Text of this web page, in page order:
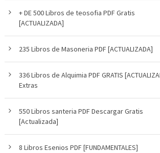
+ DE 500 Libros de teosofia PDF Gratis
[ACTUALIZADA]
235 Libros de Masoneria PDF [ACTUALIZADA]
336 Libros de Alquimia PDF GRATIS
Extras
550 Libros santeria PDF Descargar Gratis
[Actualizada]
8 Libros Esenios PDF [FUNDAMENTALES]